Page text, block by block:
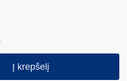
Į krepšelį